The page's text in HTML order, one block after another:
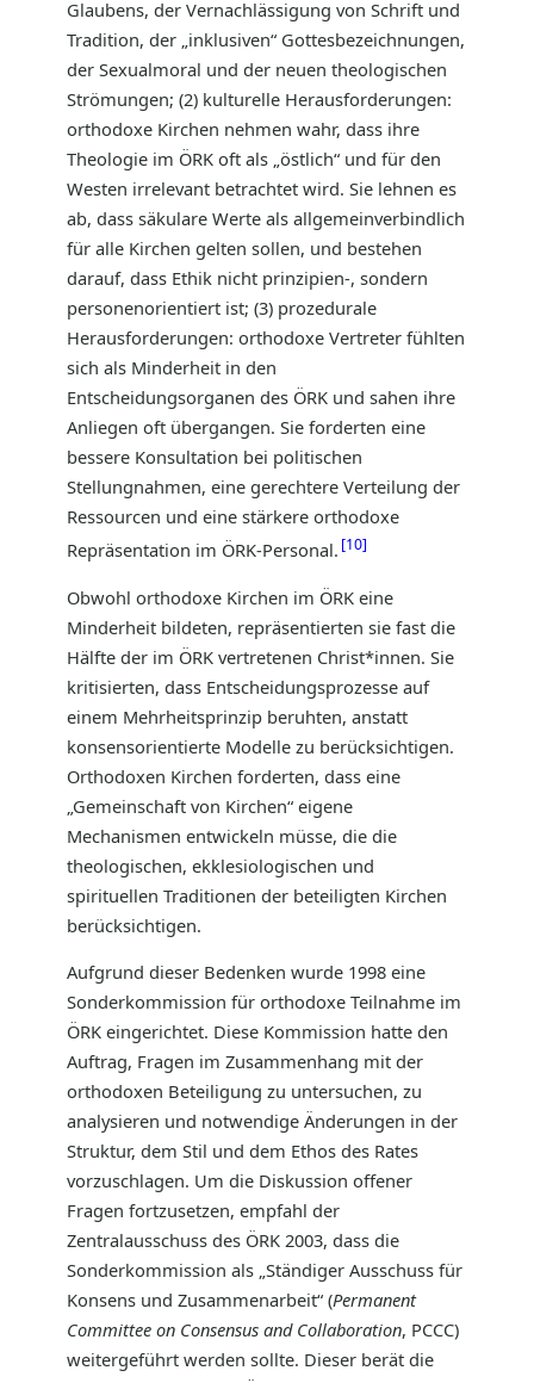
Glaubens, der Vernachlässigung von Schrift und
Tradition, der „inklusiven“ Gottesbezeichnungen,
der Sexualmoral und der neuen theologischen
Strömungen; (2) kulturelle Herausforderungen:
orthodoxe Kirchen nehmen wahr, dass ihre
Theologie im ÖRK oft als „östlich“ und für den
Westen irrelevant betrachtet wird. Sie lehnen es
ab, dass säkulare Werte als allgemeinverbindlich
für alle Kirchen gelten sollen, und bestehen
darauf, dass Ethik nicht prinzipien-, sondern
personenorientiert ist; (3) prozedurale
Herausforderungen: orthodoxe Vertreter fühlten
sich als Minderheit in den
Entscheidungsorganen des ÖRK und sahen ihre
Anliegen oft übergangen. Sie forderten eine
bessere Konsultation bei politischen
Stellungnahmen, eine gerechtere Verteilung der
Ressourcen und eine stärkere orthodoxe
Repräsentation im ÖRK-Personal. 10
Obwohl orthodoxe Kirchen im ÖRK eine
Minderheit bildeten, repräsentierten sie fast die
Hälfte der im ÖRK vertretenen Christ*innen. Sie
kritisierten, dass Entscheidungsprozesse auf
einem Mehrheitsprinzip beruhten, anstatt
konsensorientierte Modelle zu berücksichtigen.
Orthodoxen Kirchen forderten, dass eine
„Gemeinschaft von Kirchen“ eigene
Mechanismen entwickeln müsse, die die
theologischen, ekklesiologischen und
spirituellen Traditionen der beteiligten Kirchen
berücksichtigen.
Aufgrund dieser Bedenken wurde 1998 eine
Sonderkommission für orthodoxe Teilnahme im
ÖRK eingerichtet. Diese Kommission hatte den
Auftrag, Fragen im Zusammenhang mit der
orthodoxen Beteiligung zu untersuchen, zu
analysieren und notwendige Änderungen in der
Struktur, dem Stil und dem Ethos des Rates
vorzuschlagen. Um die Diskussion offener
Fragen fortzusetzen, empfahl der
Zentralausschuss des ÖRK 2003, dass die
Sonderkommission als „Ständiger Ausschuss für
Konsens und Zusammenarbeit“ (Permanent
Committee on Consensus and Collaboration, PCCC)
weitergeführt werden sollte. Dieser berät die